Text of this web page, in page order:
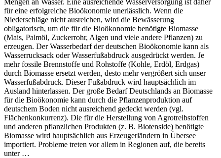
Mengen an Wasser. Eine ausreichende Wasserversorgung ist daher
für eine erfolgreiche Bioökonomie unerlässlich. Wenn die
Niederschläge nicht ausreichen, wird die Bewässerung
obligatorisch, um die für die Bioökonomie benötigte Biomasse
(Mais, Palmöl, Zuckerrohr, Algen und viele andere Pflanzen) zu
erzeugen. Der Wasserbedarf der deutschen Bioökonomie kann als
Wasserrucksack oder Wasserfußabdruck ausgedrückt werden. Je
mehr fossile Brennstoffe und Rohstoffe (Kohle, Erdöl, Erdgas)
durch Biomasse ersetzt werden, desto mehr vergrößert sich unser
Wasserfußabdruck. Dieser Fußabdruck wird hauptsächlich im
Ausland hinterlassen. Der große Bedarf Deutschlands an Biomasse
für die Bioökonomie kann durch die Pflanzenproduktion auf
deutschem Boden nicht ausreichend gedeckt werden (vgl.
Flächenkonkurrenz). Die für die Herstellung von Agrotreibstoffen
und anderen pflanzlichen Produkten (z. B. Biotenside) benötigte
Biomasse wird hauptsächlich aus Erzeugerländern in Übersee
importiert. Probleme treten vor allem in Regionen auf, die bereits
unter …